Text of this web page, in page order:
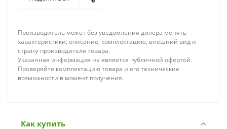
Производитель может без уведомления дилера менять
характеристики, описание, комплектацию, внешний вид и
страну-производителя товара.
Указанная информация не является публичной офертой.
Проверяйте комплектацию товара и его технические
возможности в момент получения.
Как купить